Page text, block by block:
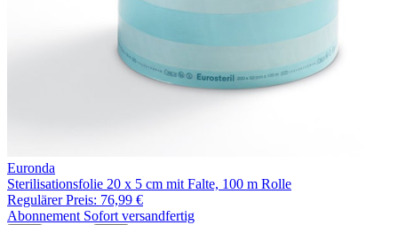
Euronda
Sterilisationsfolie 20 x 5 cm mit Falte, 100 m Rolle
Regulärer Preis: 76,99 €
Abonnement Sofort versandfertig